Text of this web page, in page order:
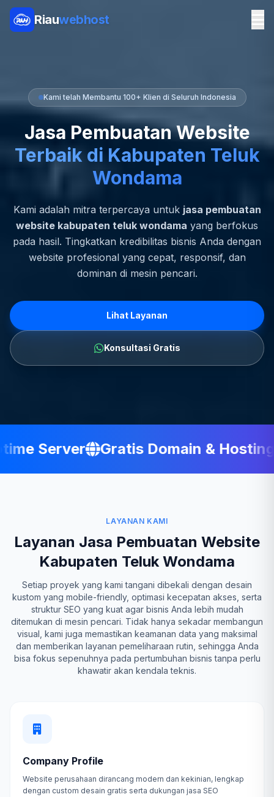
Riauwebhost
Kami telah Membantu 100+ Klien di Seluruh Indonesia
Jasa Pembuatan Website
Terbaik di Kabupaten Teluk
Wondama
Kami adalah mitra terpercaya untuk jasa pembuatan
website kabupaten teluk wondama yang berfokus
pada hasil. Tingkatkan kredibilitas bisnis Anda dengan
website profesional yang cepat, responsif, dan
dominan di mesin pencari.
Lihat Layanan
Konsultasi Gratis
Server Gratis Domain & Hosting
LAYANAN KAMI
Layanan Jasa Pembuatan Website
Kabupaten Teluk Wondama
Setiap proyek yang kami tangani dibekali dengan desain
kustom yang mobile-friendly, optimasi kecepatan akses, serta
struktur SEO yang kuat agar bisnis Anda lebih mudah
ditemukan di mesin pencari. Tidak hanya sekadar membangun
visual, kami juga memastikan keamanan data yang maksimal
dan memberikan layanan pemeliharaan rutin, sehingga Anda
bisa fokus sepenuhnya pada pertumbuhan bisnis tanpa perlu
khawatir akan kendala teknis.
Company Profile
Website perusahaan dirancang modern dan kekinian, lengkap
dengan custom desain gratis serta dukungan jasa SEO